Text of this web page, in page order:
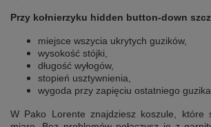
Przy kołnierzyku hidden button-down
miejsce wszycia ukrytych guzików,
wysokość stójki,
długość wyłogów,
stopień usztywnienia,
wygoda przy zapięciu ostatniego guzika.
W Pako Lorente znajdziesz koszule, które